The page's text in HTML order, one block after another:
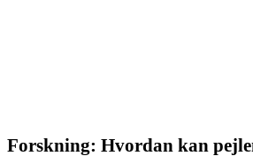
Forskning: Hvordan kan